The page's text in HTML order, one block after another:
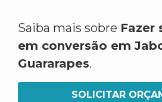
Saiba mais sobre Fazer
em conversão em
Guararapes.
SOLICITAR